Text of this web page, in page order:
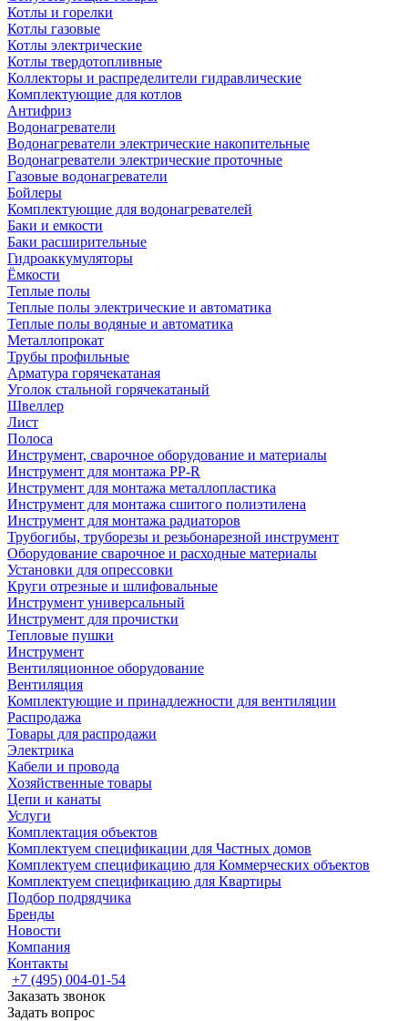
Котлы и горелки
Котлы газовые
Котлы электрические
Котлы твердотопливные
Коллекторы и распределители гидравлические
Комплектующие для котлов
Антифриз
Водонагреватели
Водонагреватели электрические накопительные
Водонагреватели электрические проточные
Газовые водонагреватели
Бойлеры
Комплектующие для водонагревателей
Баки и емкости
Баки расширительные
Гидроаккумуляторы
Ёмкости
Теплые полы
Теплые полы электрические и автоматика
Теплые полы водяные и автоматика
Металлопрокат
Трубы профильные
Арматура горячекатаная
Уголок стальной горячекатаный
Швеллер
Лист
Полоса
Инструмент, сварочное оборудование и материалы
Инструмент для монтажа PP-R
Инструмент для монтажа металлопластика
Инструмент для монтажа сшитого полиэтилена
Инструмент для монтажа радиаторов
Трубогибы, труборезы и резьбонарезной инструмент
Оборудование сварочное и расходные материалы
Установки для опрессовки
Круги отрезные и шлифовальные
Инструмент универсальный
Инструмент для прочистки
Тепловые пушки
Инструмент
Вентиляционное оборудование
Вентиляция
Комплектующие и принадлежности для вентиляции
Распродажа
Товары для распродажи
Электрика
Кабели и провода
Хозяйственные товары
Цепи и канаты
Услуги
Комплектация объектов
Комплектуем спецификации для Частных домов
Комплектуем спецификацию для Коммерческих объектов
Комплектуем спецификацию для Квартиры
Подбор подрядчика
Бренды
Новости
Компания
Контакты
+7 (495) 004-01-54
Заказать звонок
Задать вопрос